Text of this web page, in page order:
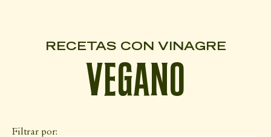
RECETAS CON VINAGRE
VEGANO
Filtrar por: